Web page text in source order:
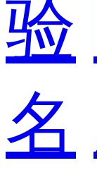
验
名